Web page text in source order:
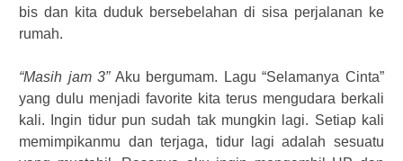
bis dan kita duduk bersebelahan di sisa perjalanan ke
rumah.
“Masih jam 3”Aku bergumam. Lagu “Selamanya Cinta”
yang dulu menjadi favorite kita terus mengudara berkali
kali. Ingin tidur pun sudah tak mungkin lagi. Setiap kali
memimpikanmu dan terjaga, tidur lagi adalah sesuatu